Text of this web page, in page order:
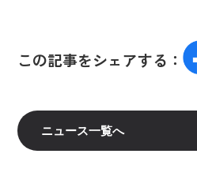
この記事をシェアする：
ニュース一覧へ